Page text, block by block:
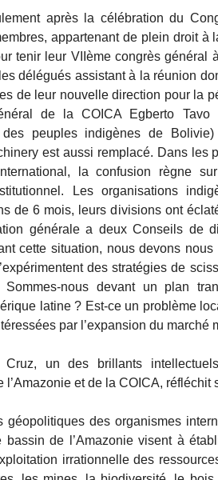
après la célébration du
appartenant de plein droit à
tenir leur VIIème congrès général
délégués assistant à la réunion
de leur nouvelle direction pour la
de la COICA Egberto
des peuples indigènes de
est aussi remplacé. Dans les
la confusion règne
Les organisations
de 6 mois, leurs divisions ont
générale a deux Conseils de
cette situation, nous devons
des stratégies de
Sommes-nous devant un plan
latine ? Est-ce un problème
par l’expansion du marché
un des brillants
l’Amazonie et de la COICA, réfléchit
géopolitiques des organismes
bassin de l’Amazonie visent à
irrationnelle des